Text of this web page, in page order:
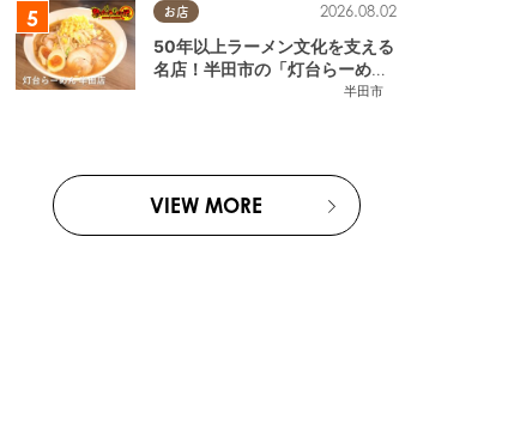
お店
半田市
2026.08.02
50年以上ラーメン文化を支える
名店！半田市の「灯台らーめん
半田店」へ【熱血ラーメン伝 8
VIEW MORE